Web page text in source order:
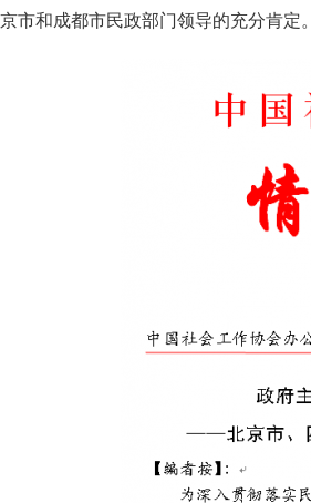
京市和成都市民政部门领导的充分肯定。